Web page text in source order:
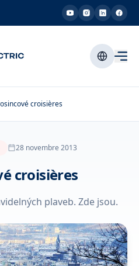
croisières
28 novembre 2013
croisières
plaveb. Zde jsou.